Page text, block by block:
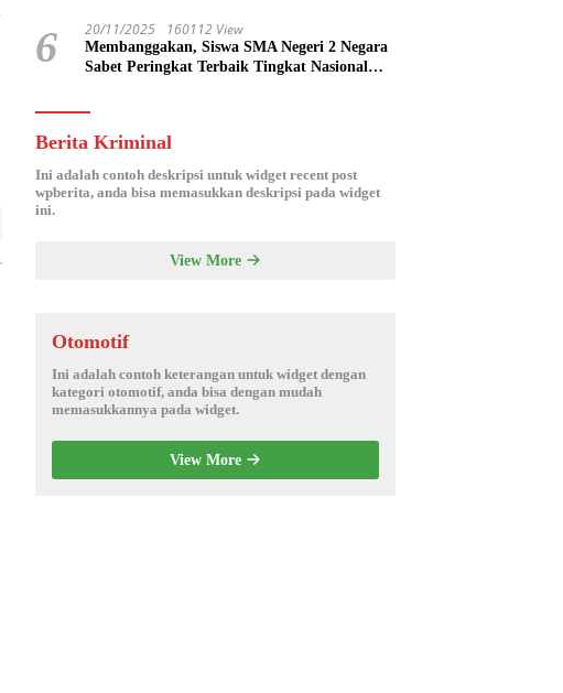
6 20/11/2025 160112 View
Membanggakan, Siswa SMA Negeri 2 Negara
Sabet Peringkat Terbaik Tingkat Nasional
Berita Kriminal
Ini adalah contoh deskripsi untuk widget recent post
wpberita, anda bisa memasukkan deskripsi pada widget
ini.
View More
Otomotif
Ini adalah contoh keterangan untuk widget dengan
kategori otomotif, anda bisa dengan mudah
memasukkannya pada widget.
View More